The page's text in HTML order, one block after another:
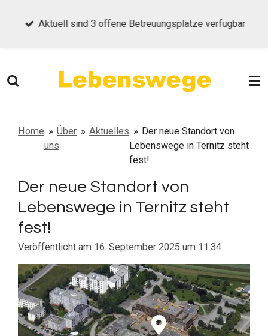
HauptinhaltAktuell sind 3 offene Betreuungsplätze verfügbar
Home » Über
uns
» Aktuelles » Der neue Standort von
Lebenswege in Ternitz steht
fest!
Der neue Standort von
Lebenswege in Ternitz steht
fest!
Veröffentlicht am 16. September 2025 um 11:34